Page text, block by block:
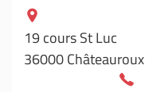
19 cours St Luc
36000 Châteauroux